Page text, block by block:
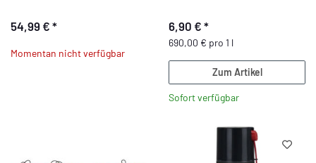
54,99 € *
Momentan nicht verfügbar
6,90 € *
690,00 € pro 1 l
Zum Artikel
Sofort verfügbar